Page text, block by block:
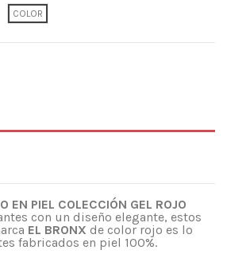
COLOR
EN PIEL COLECCIÓN GEL ROJO
con un diseño elegante, estos
EL BRONX de color rojo es lo
fabricados en piel 100%.